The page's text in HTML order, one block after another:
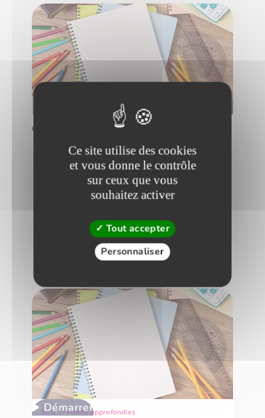
Séries Numériques
Le chapitre permet de comprendre les
différentes méthodes pour démontrer qu’une
série converge, quand et comment les
appliquer. Avec en prime des exercices types
Analyse 3h16
7 vidéos
Démarrer
ECG 1- Maths approfondies
Ce site utilise des cookies
et vous donne le contrôle
sur ceux que vous
souhaitez activer
Tout accepter
Personnaliser